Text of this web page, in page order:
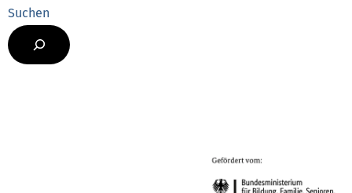
Suchen